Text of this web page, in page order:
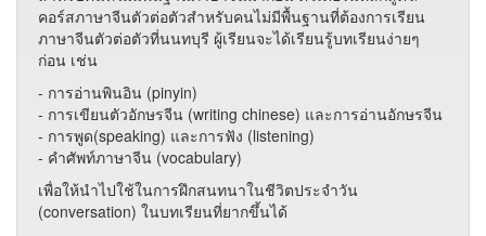
คอร์สภาษาจีนตัวต่อตัวสำหรับคนไม่มีพื้นฐานที่ต้องการเรียน
ภาษาจีนตัวต่อตัวที่นนทบุรี ผู้เรียนจะได้เรียนรู้บทเรียนง่ายๆ
ก่อน เช่น
- การอ่านพินอิน (pinyin)
- การเขียนตัวอักษรจีน (writing chinese) และการอ่านอักษรจีน
- การพูด(speaking) และการฟัง (listening)
- คำศัพท์ภาษาจีน (vocabulary)
เพื่อให้นำไปใช้ในการฝึกสนทนาในชีวิตประจำวัน
(conversation) ในบทเรียนที่ยากขึ้นได้